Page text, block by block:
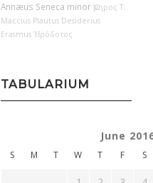
Annæus Seneca minor Ὅμηρος T.
Maccius Plautus Desiderius
Erasmus Ἡρόδοτος
TABULARIUM
June
S M T W T F S